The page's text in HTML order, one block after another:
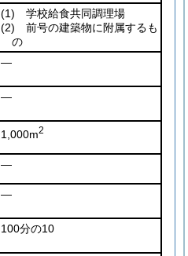
(1) 学校給食共同調理場
(2) 前号の建築物に附属するも
の
―
―
1,000m2
―
―
100分の10